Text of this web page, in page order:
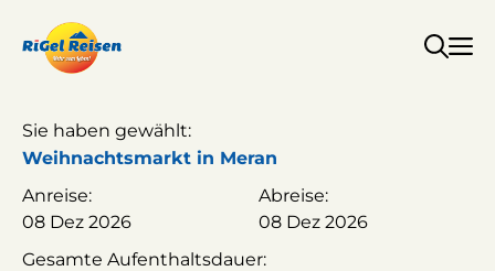
Inhalt
springen
Sie haben gewählt:
Weihnachtsmarkt in Meran
Anreise:
08 Dez 2026
Abreise:
08 Dez 2026
Gesamte Aufenthaltsdauer: